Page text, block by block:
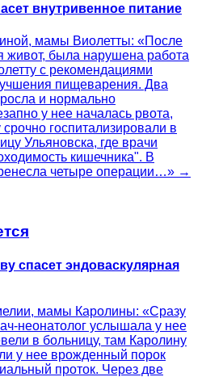
внутривенное питание
мамы Виолетты: «После
живот, была нарушена работа
с рекомендациями
пищеварения. Два
и нормально
у нее началась рвота,
госпитализировали в
Ульяновска, где врачи
кишечника". В
четыре операции…» →
спасет эндоваскулярная
мамы Каролины: «Сразу
неонатолог услышала у нее
в больницу, там Каролину
у нее врожденный порок
проток. Через две